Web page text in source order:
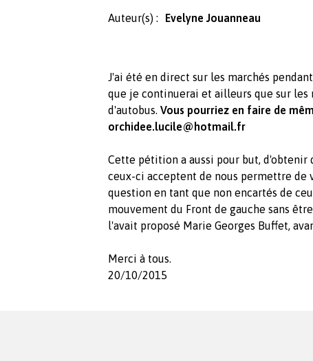
Auteur(s) : Evelyne Jouanneau
J'ai été en direct sur les marchés
que je continuerai et ailleurs que sur les
d'autobus. Vous pourriez en faire de
orchidee.lucile@hotmail.fr
Cette pétition a aussi pour but, d'obtenir
ceux-ci acceptent de nous permettre de
question en tant que non encartés de
mouvement du Front de gauche sans
l'avait proposé Marie Georges Buffet,
Merci à tous.
20/10/2015